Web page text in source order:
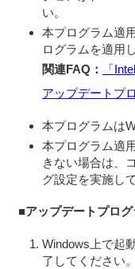
書を含みます）に関
下記のソフトウェア
さまによる許諾ソフ
フトウェア使用許諾
式会社（以下「
アの使用権の許諾に
許諾ソフトウェアは
権利およびこれに隣
産権に関する法令に
い。
本プログラム適
ログラムを適用
関連FAQ：
「
アップデートプ
本プログラムは
本プログラム適
きない場合は、
グ設定を実施し
■アップデートプロ
Windows上で起
了してください。